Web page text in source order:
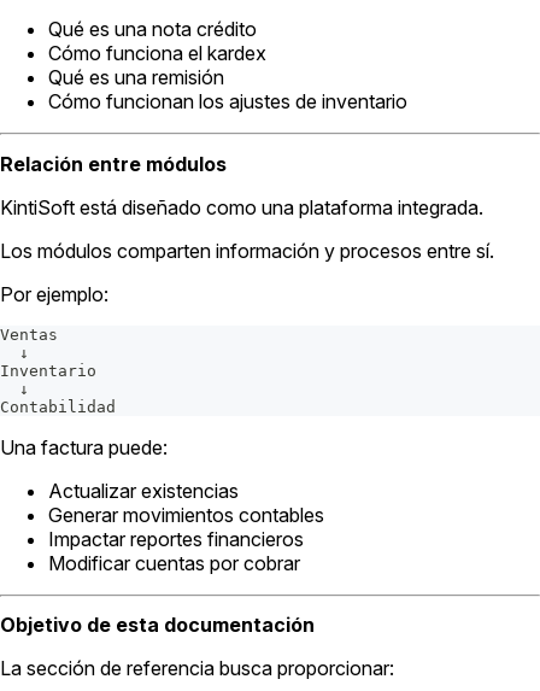
Qué es una nota crédito
Cómo funciona el kardex
Qué es una remisión
Cómo funcionan los ajustes de inventario
Relación entre módulos
KintiSoft está diseñado como una plataforma integrada.
Los módulos comparten información y procesos entre sí.
Por ejemplo:
Ventas
  ↓
Inventario
  ↓
Contabilidad
Una factura puede:
Actualizar existencias
Generar movimientos contables
Impactar reportes financieros
Modificar cuentas por cobrar
Objetivo de esta documentación
La sección de referencia busca proporcionar: